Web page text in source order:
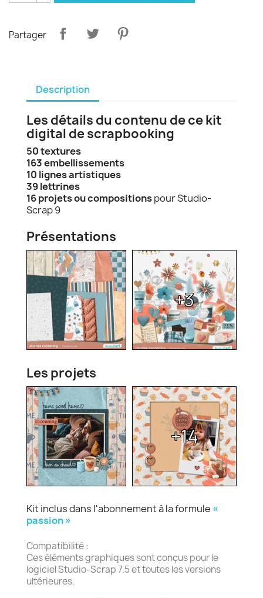
Partager
Description
Les détails du contenu de ce kit
digital de scrapbooking
50 textures
163 embellissements
10 lignes artistiques
39 lettrines
16 projets ou compositionspour Studio-
Scrap 9
Présentations
+3
Les projets
+14
Kit inclus dans l'abonnement à la formule «
passion »
Compatibilité :
Ces éléments graphiques sont conçus pour le
logiciel Studio-Scrap 7.5 et toutes les versions
ultérieures.